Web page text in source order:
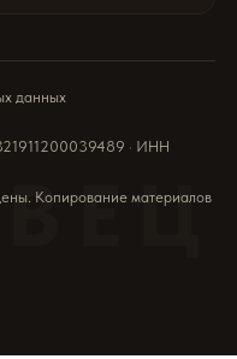
данных
· ИНН
Копирование материалов